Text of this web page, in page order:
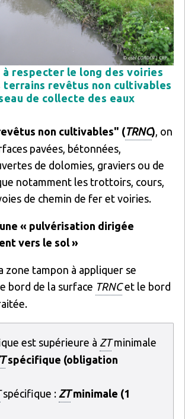
à respecter le long des voiries
terrains revêtus non cultivables
de collecte des eaux
non cultivables" (TRNC) , on
pavées, bétonnées,
de dolomies, graviers ou de
notamment les trottoirs, cours,
de chemin de fer et voiries.
« pulvérisation dirigée
vers le sol »
zone tampon à appliquer se
bord de la surface TRNCet le bord
est supérieure à ZTminimale
spécifique (obligation
spécifique : ZTminimale (1